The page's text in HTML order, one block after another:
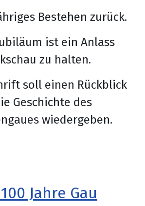
Bestehen zurück.
ist ein Anlass
zu halten.
soll einen Rückblick
Geschichte des
wiedergeben.
Jahre Gau